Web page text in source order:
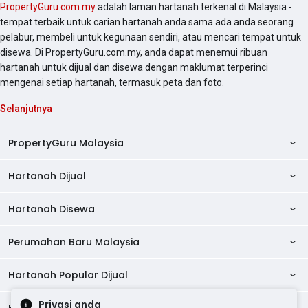
Privasi anda
PropertyGuru.com.myadalah laman hartanah terkenal di Malaysia -
tempat terbaik untuk carian hartanah anda sama ada anda seorang
pelabur, membeli untuk kegunaan sendiri, atau mencari tempat untuk
disewa. Di PropertyGuru.com.my, anda dapat menemui ribuan
hartanah untuk dijual dan disewa dengan maklumat terperinci
mengenai setiap hartanah, termasuk peta dan foto.
Selanjutnya
PropertyGuru Malaysia
AskGuru
Direktori Ejen
Alat Pinjaman Rumah
Hartanah Dijual
Kondo Dijual
Hartanah Disewa
Kondo Disewa
Perumahan Baru Malaysia
Perumahan Baru di Johor
Perumahan Baru di Kuala Lumpur
Hartanah Popular Dijual